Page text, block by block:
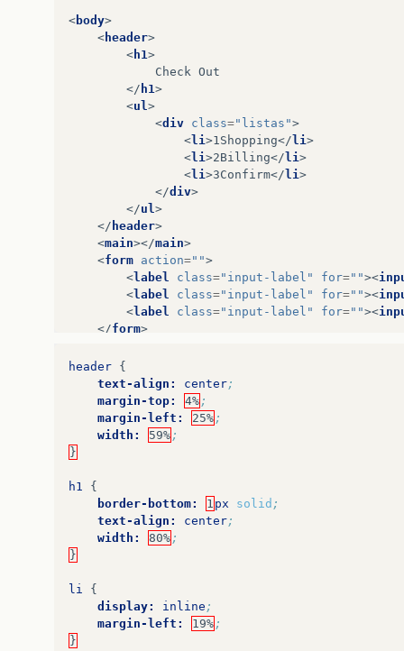
<body>
< header>
< h1>
            Check Out
</ h1>
<ul >
<div class="listas">
<li >1Shopping</li >
<li >2Billing</li >
<li >3Confirm</li >
</div>
</ul >
</ header>
<main></main>
<form action="">
<label class="input-label" for=""><
<label class="input-label" for=""><
<label class="input-label" for=""><
</form>
< footer
button enviar </
</footer>
body>
</
header {
text-align:
center;
margin-top:
4% ;
margin-left:
25% ;
width:
59% ;
}
h1
{
border-bottom:
1 px solid ;
text-align:
center;
width:
80% ;
}
li
{
display:
inline ;
margin-left:
19% ;
}